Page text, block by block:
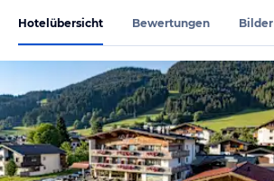
Hotelübersicht Bewertungen Bilder